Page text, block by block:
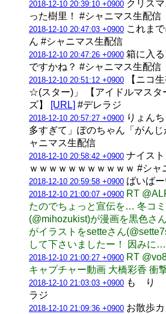
2018-12-10 20:39:10 +0900 クリス
った樹里！ #シャニマス生配信
2018-12-10 20:47:03 +0900 これま
ん #シャニマス生配信
2018-12-10 20:47:26 +0900 箱に入
ですかね？ #シャニマス生配信
2018-12-10 20:51:12 +0900 【ニコ
☆(スター)」 【アイドルマスタ
ズ】
[URL] #デレラジ
2018-12-10 20:57:27 +0900 りょん
多すぎて」ぽのちゃん「がん
ャニマス生配信
2018-12-10 20:58:42 +0900 ナイス
ｗｗｗｗｗｗｗｗｗｗｗ #シャ
2018-12-10 20:59:58 +0900 ばいば
2018-12-10 21:00:07 +0900 RT
たのでちょっと宣伝を… 冬コ
(@mihozukist)が漫画を黒色さ
がイラストをsetteさん
して下さいましたー！ 因みに…
2018-12-10 21:00:27 +0900 RT
キャプチャー動画 大橋彩香 衝
2018-12-10 21:03:03 +0900 も り
ラジ
2018-12-10 21:09:36 +0900 お散歩